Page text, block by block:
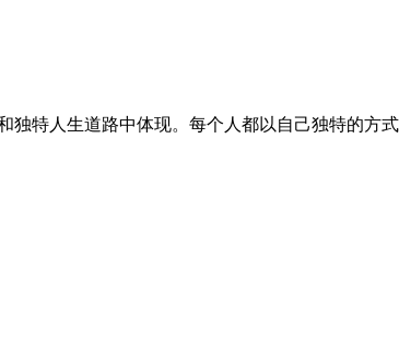
特人生道路中体现。每个人都以自己独特的方式